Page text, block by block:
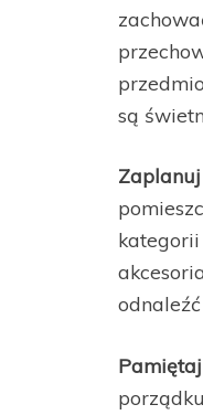
są
kategorii